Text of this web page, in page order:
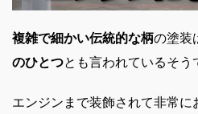
複雑で細かい伝統的な柄の塗装
のひとつとも言われているそう
エンジンまで装飾されて非常に